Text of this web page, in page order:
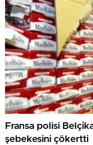
Fransa polisi
şebekesini çökertti